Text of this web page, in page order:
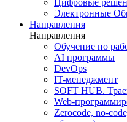
Цифровые
Электронные
Направления
Направления
Обучение по
AI программы
DevOps
IT-менеджмент
SOFT HUB.
Web-
Zerocode, no-